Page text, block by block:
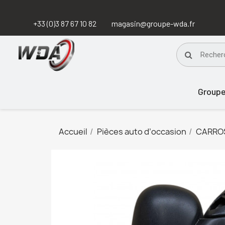
+33 (0)3 87 67 10 82 magasin@groupe-wda.fr
Accueil Pièces auto d’occasion